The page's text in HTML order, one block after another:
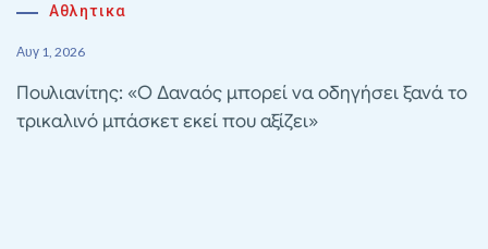
Αθλητικα
Αυγ 1, 2026
Πουλιανίτης: «Ο Δαναός μπορεί να οδηγήσει ξανά το
τρικαλινό μπάσκετ εκεί που αξίζει»